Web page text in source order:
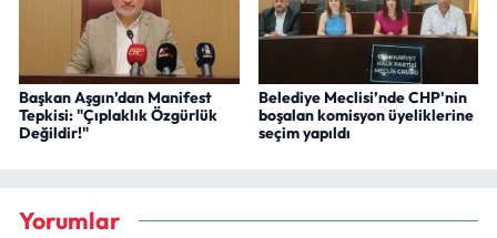
Başkan Aşgın’dan Manifest
Tepkisi: "Çıplaklık Özgürlük
Değildir!"
Belediye Meclisi’nde CHP'nin
boşalan komisyon üyeliklerine
seçim yapıldı
Yorumlar